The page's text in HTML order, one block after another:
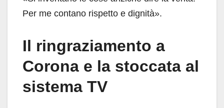
Per me contano rispetto e dignità».
Il ringraziamento a
Corona e la stoccata al
sistema TV